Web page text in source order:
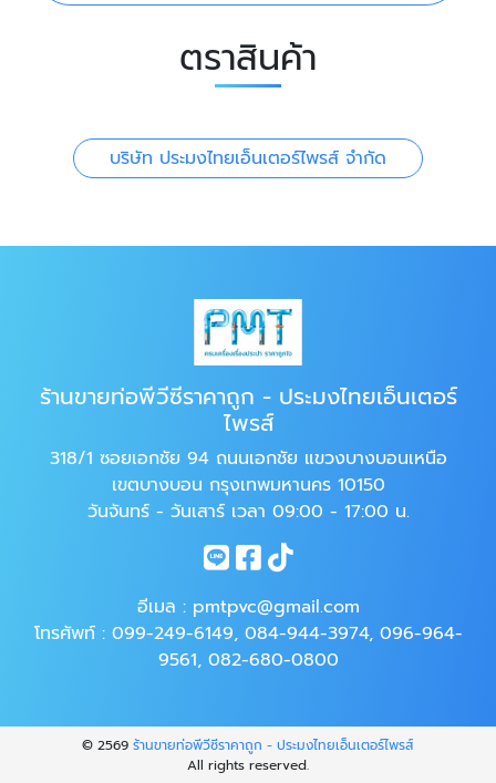
ตราสินค้า
บริษัท ประมงไทยเอ็นเตอร์ไพรส์ จำกัด
ร้านขายท่อพีวีซีราคาถูก - ประมงไทยเอ็นเตอร์
ไพรส์
318/1 ซอยเอกชัย 94 ถนนเอกชัย แขวงบางบอนเหนือ
เขตบางบอน กรุงเทพมหานคร 10150
วันจันทร์ - วันเสาร์ เวลา 09:00 - 17:00 น.
อีเมล : pmtpvc@gmail.com
โทรศัพท์ : 099-249-6149, 084-944-3974, 096-964-
9561, 082-680-0800
© 2569ร้านขายท่อพีวีซีราคาถูก - ประมงไทยเอ็นเตอร์ไพรส์
All rights reserved.